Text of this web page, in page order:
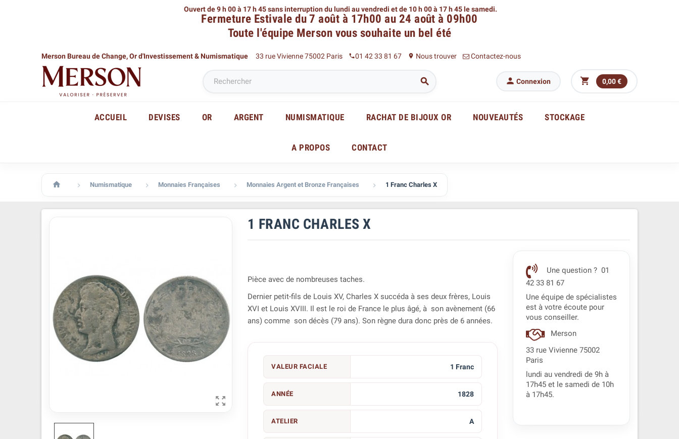
Ouvert de 9 h 00 à 17 h 45 sans interruption du lundi au vendredi et de 10 h 00 à 17 h 45 le samedi.
Fermeture Estivale du 7 août à 17h00 au 24 août à 09h00
Toute l'équipe Merson vous souhaite un bel été
Merson Bureau de Change, Or d'Investissement & Numismatique 33 rue Vivienne 75002 Paris phone01 42 33 81 67 place Nous trouver Contactez-nous
  Connexion  0,00 €
ACCUEIL DEVISES OR ARGENT NUMISMATIQUE RACHAT DE BIJOUX OR NOUVEAUTÉS STOCKAGE
A PROPOS CONTACT
  Numismatique  Monnaies Françaises  Monnaies Argent et Bronze Françaises  1 Franc Charles X

1 FRANC CHARLES X
Pièce avec de nombreuses taches.
Dernier petit-fils de Louis XV, Charles X succéda à ses deux frères, Louis
XVI et Louis XVIII. Il est le roi de France le plus âgé, à son avènement (66
ans) comme son décès (79 ans). Son règne dura donc près de 6 années.
VALEUR FACIALE 1 Franc
ANNÉE 1828
ATELIER A
Une question ? 01
42 33 81 67
Une équipe de spécialistes
est à votre écoute pour
vous conseiller.
Merson
33 rue Vivienne 75002
Paris
lundi au vendredi de 9h à
17h45 et le samedi de 10h
à 17h45.